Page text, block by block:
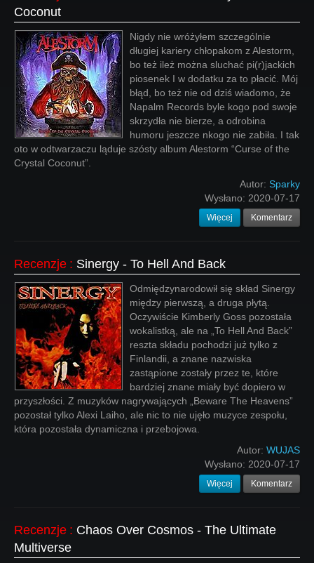
Coconut
Nigdy nie wróżyłem szczególnie
długiej kariery chłopakom z Alestorm,
bo też ileż można sluchać pi(r)jackich
piosenek I w dodatku za to płacić. Mój
błąd, bo też nie od dziś wiadomo, że
Napalm Records byle kogo pod swoje
skrzydła nie bierze, a odrobina
humoru jeszcze nkogo nie zabiła. I tak
oto w odtwarzaczu ląduje szósty album Alestorm “Curse of the
Crystal Coconut”.
Autor: Sparky
Wysłano: 2020-07-17
Więcej Komentarz
Recenzje : Sinergy - To Hell And Back
Odmiędzynarodowił się skład Sinergy
między pierwszą, a druga płytą.
Oczywiście Kimberly Goss pozostała
wokalistką, ale na „To Hell And Back”
reszta składu pochodzi już tylko z
Finlandii, a znane nazwiska
zastąpione zostały przez te, które
bardziej znane miały być dopiero w
przyszłości. Z muzyków nagrywających „Beware The Heavens”
pozostał tylko Alexi Laiho, ale nic to nie ujęło muzyce zespołu,
która pozostała dynamiczna i przebojowa.
Autor: WUJAS
Wysłano: 2020-07-17
Więcej Komentarz
Recenzje : Chaos Over Cosmos - The Ultimate
Multiverse